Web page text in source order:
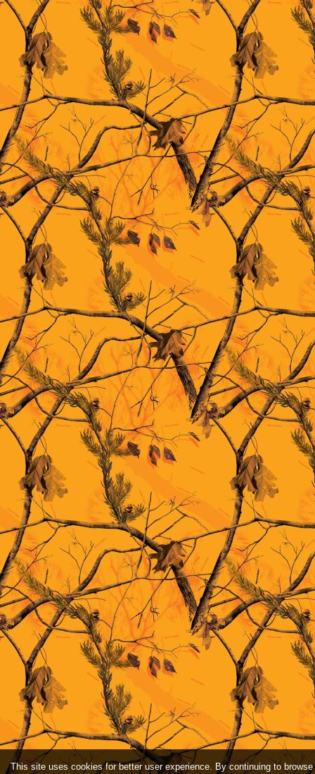
This site uses cookies for better user experience. By continuing to